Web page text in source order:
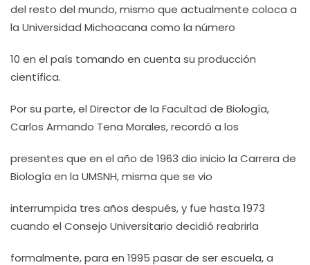
del resto del mundo, mismo que actualmente coloca a
la Universidad Michoacana como la número
10 en el país tomando en cuenta su producción
científica.
Por su parte, el Director de la Facultad de Biología,
Carlos Armando Tena Morales, recordó a los
presentes que en el año de 1963 dio inicio la Carrera de
Biología en la UMSNH, misma que se vio
interrumpida tres años después, y fue hasta 1973
cuando el Consejo Universitario decidió reabrirla
formalmente, para en 1995 pasar de ser escuela, a